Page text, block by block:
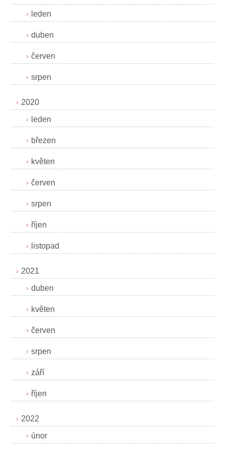
leden
duben
červen
srpen
2020
leden
březen
květen
červen
srpen
říjen
listopad
2021
duben
květen
červen
srpen
září
říjen
2022
únor